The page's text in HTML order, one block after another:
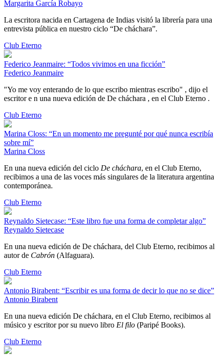
Margarita García Robayo
La escritora nacida en Cartagena de Indias visitó la librería para una
entrevista pública en nuestro ciclo “De cháchara”.
Club Eterno
Federico Jeanmaire: “Todos vivimos en una ficción”
Federico Jeanmaire
"Yo me voy enterando de lo que escribo mientras escribo" , dijo el
escritor e n una nueva edición de De cháchara , en el Club Eterno .
Club Eterno
Marina Closs: “En un momento me pregunté por qué nunca escribía
sobre mí”
Marina Closs
En una nueva edición del ciclo De cháchara, en el Club Eterno,
recibimos a una de las voces más singulares de la literatura argentina
contemporánea.
Club Eterno
Reynaldo Sietecase: “Este libro fue una forma de completar algo”
Reynaldo Sietecase
En una nueva edición de De cháchara, del Club Eterno, recibimos al
autor de Cabrón (Alfaguara).
Club Eterno
Antonio Birabent: “Escribir es una forma de decir lo que no se dice”
Antonio Birabent
En una nueva edición De cháchara, en el Club Eterno, recibimos al
músico y escritor por su nuevo libro El filo (Paripé Books).
Club Eterno